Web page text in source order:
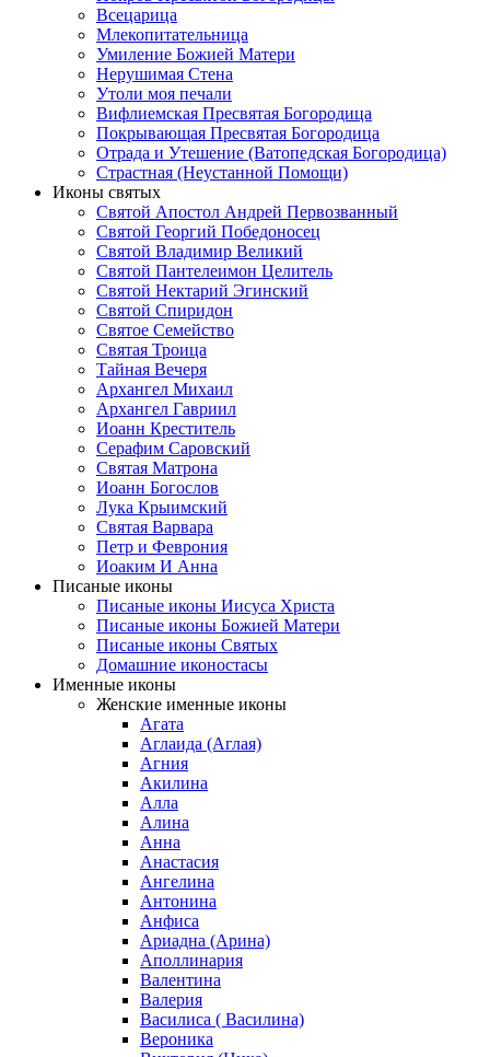
Всецарица
Млекопитательница
Умиление Божией Матери
Нерушимая Стена
Утоли моя печали
Вифлиемская Пресвятая Богородица
Покрывающая Пресвятая Богородица
Отрада и Утешение (Ватопедская Богородица)
Страстная (Неустанной Помощи)
Иконы святых
Святой Апостол Андрей Первозванный
Святой Георгий Победоносец
Святой Владимир Великий
Святой Пантелеимон Целитель
Святой Нектарий Эгинский
Святой Спиридон
Святое Семейство
Святая Троица
Тайная Вечеря
Архангел Михаил
Архангел Гавриил
Иоанн Креститель
Серафим Саровский
Святая Матрона
Иоанн Богослов
Лука Крыимский
Святая Варвара
Петр и Феврония
Иоаким И Анна
Писаные иконы
Писаные иконы Иисуса Христа
Писаные иконы Божией Матери
Писаные иконы Святых
Домашние иконостасы
Именные иконы
Женские именные иконы
Агата
Аглаида (Аглая)
Агния
Акилина
Алла
Алина
Анна
Анастасия
Ангелина
Антонина
Анфиса
Ариадна (Арина)
Аполлинария
Валентина
Валерия
Василиса ( Василина)
Вероника